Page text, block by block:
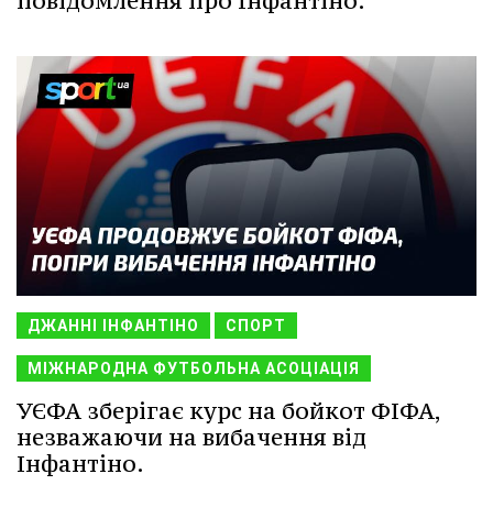
ДЖАННІ ІНФАНТІНО СПОРТ
МІЖНАРОДНА ФУТБОЛЬНА АСОЦІАЦІЯ
УЄФА зберігає курс на бойкот ФІФА,
незважаючи на вибачення від
Інфантіно.